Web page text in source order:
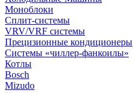
Моноблоки
Сплит-системы
VRV/VRF системы
Прецизионные кондиционеры
Системы «чиллер-фанкоилы»
Котлы
Bosch
Mizudo